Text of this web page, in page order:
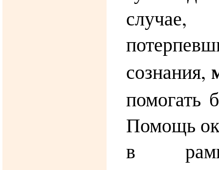
сознания,
помогать
Помощь
в